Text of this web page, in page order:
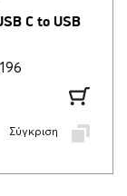
C to USB
Σύγκριση